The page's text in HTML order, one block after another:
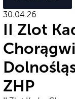
30.04.26
II Zlot
Chorągwi
ZHP